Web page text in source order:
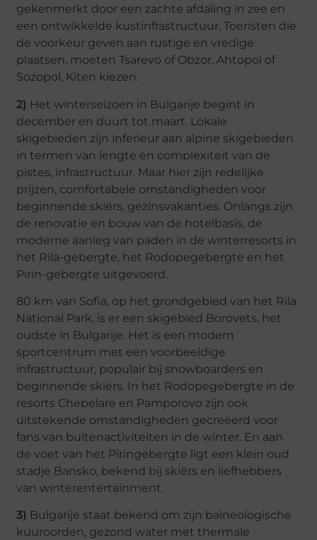
gekenmerkt door een zachte afdaling in zee en
een ontwikkelde kustinfrastructuur. Toeristen die
de voorkeur geven aan rustige en vredige
plaatsen, moeten Tsarevo of Obzor, Ahtopol of
Sozopol, Kiten kiezen.
2) Het winterseizoen in Bulgarije begint in
december en duurt tot maart. Lokale
skigebieden zijn inferieur aan alpine skigebieden
in termen van lengte en complexiteit van de
pistes, infrastructuur. Maar hier zijn redelijke
prijzen, comfortabele omstandigheden voor
beginnende skiërs, gezinsvakanties. Onlangs zijn
de renovatie en bouw van de hotelbasis, de
moderne aanleg van paden in de winterresorts in
het Rila-gebergte, het Rodopegebergte en het
Pirin-gebergte uitgevoerd.
80 km van Sofia, op het grondgebied van het Rila
National Park, is er een skigebied Borovets, het
oudste in Bulgarije. Het is een modern
sportcentrum met een voorbeeldige
infrastructuur, populair bij snowboarders en
beginnende skiërs. In het Rodopegebergte in de
resorts Chepelare en Pamporovo zijn ook
uitstekende omstandigheden gecreëerd voor
fans van buitenactiviteiten in de winter. En aan
de voet van het Piringebergte ligt een klein oud
stadje Bansko, bekend bij skiërs en liefhebbers
van winterentertainment.
3) Bulgarije staat bekend om zijn balneologische
kuuroorden, gezond water met thermale